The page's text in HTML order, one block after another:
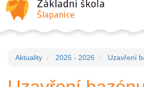
Aktuality 2025 - 2026 Uzavření